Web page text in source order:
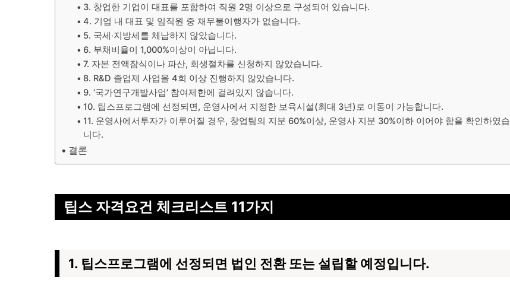
3. 창업한 기업이 대표를 포함하여 직원 2명 이상으로 구성되어 있습니다.
4. 기업 내 대표 및 임직원 중 채무불이행자가 없습니다.
5. 국세‧지방세를 체납하지 않았습니다.
6. 부채비율이 1,000%이상이 아닙니다.
7. 자본 전액잠식이나 파산, 회생절차를 신청하지 않았습니다.
8. R&D 졸업제 사업을 4회 이상 진행하지 않았습니다.
9. ‘국가연구개발사업’ 참여제한에 걸려있지 않습니다.
10. 팁스프로그램에 선정되면, 운영사에서 지정한 보육시설(최대 3년)로 이동이 가능합니다.
11. 운영사에서투자가 이루어질 경우, 창업팀의 지분 60%이상, 운영사 지분 30%이하 이어야 함을 확인하였습
니다.
결론
팁스 자격요건 체크리스트 11가지
1. 팁스프로그램에 선정되면 법인 전환 또는 설립할 예정입니다.